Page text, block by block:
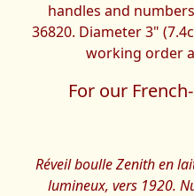
handles and
36820. Diameter 3"
working order
For our
Réveil boulle Zenith en
lumineux, vers 1920.